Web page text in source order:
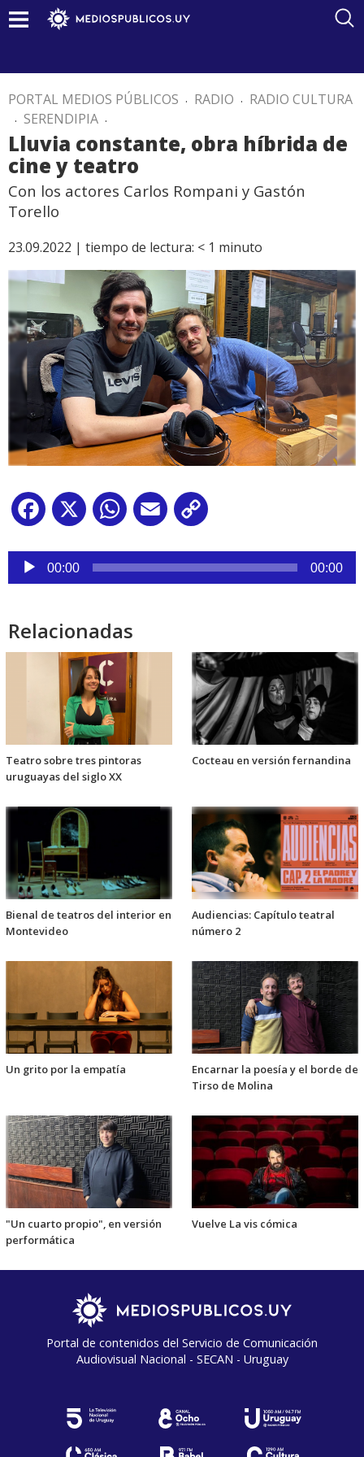
PORTAL MEDIOS PÚBLICOS . RADIO . RADIO CULTURA
. SERENDIPIA .
Lluvia constante, obra híbrida de
cine y teatro
Con los actores Carlos Rompani y Gastón
Torello
23.09.2022 | tiempo de lectura: < 1 minuto
Facebook
X WhatsApp
Email
Reproductor
audio
00:00 00:00
Relacionadas
Teatro sobre tres pintoras
uruguayas del siglo XX
Cocteau en versión fernandina
Bienal de teatros del interior en
Montevideo
Audiencias: Capítulo teatral
número 2
Un grito por la empatía
Encarnar la poesía y el borde de
Tirso de Molina
"Un cuarto propio", en versión
performática
Vuelve La vis cómica
Portal de contenidos del Servicio de Comunicación
Audiovisual Nacional - SECAN - Uruguay